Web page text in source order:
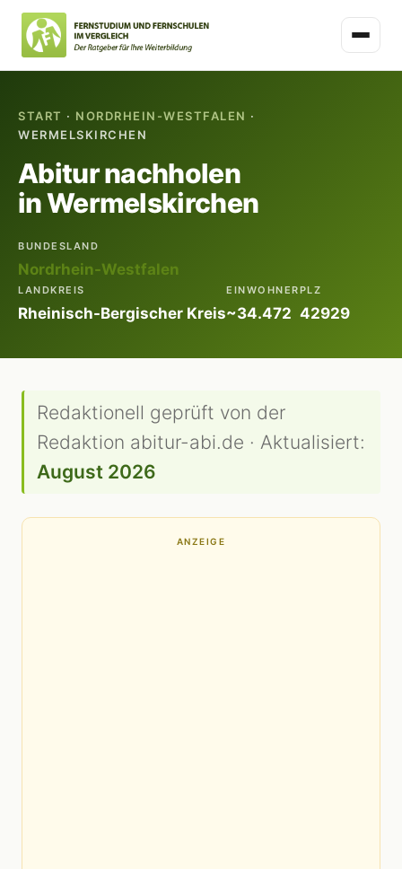
START · NORDRHEIN-WESTFALEN ·
WERMELSKIRCHEN
Abitur nachholen
in Wermelskirchen
BUNDESLAND
Nordrhein-Westfalen
LANDKREIS
Rheinisch-Bergischer Kreis
EINWOHNER
~34.472
PLZ
42929
Redaktionell geprüft von der
Redaktion abitur-abi.de · Aktualisiert:
August 2026
ANZEIGE